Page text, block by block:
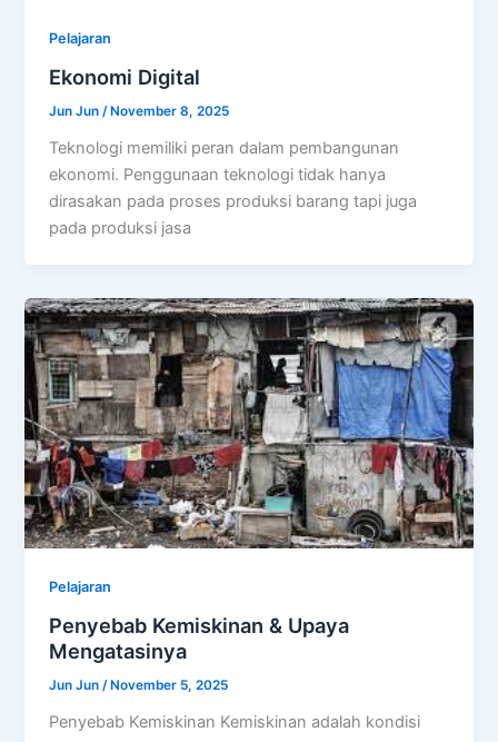
Pelajaran
Ekonomi Digital
Jun Jun /November 8, 2025
Teknologi memiliki peran dalam pembangunan
ekonomi. Penggunaan teknologi tidak hanya
dirasakan pada proses produksi barang tapi juga
pada produksi jasa
Pelajaran
Penyebab Kemiskinan & Upaya
Mengatasinya
Jun Jun /November 5, 2025
Penyebab Kemiskinan Kemiskinan adalah kondisi